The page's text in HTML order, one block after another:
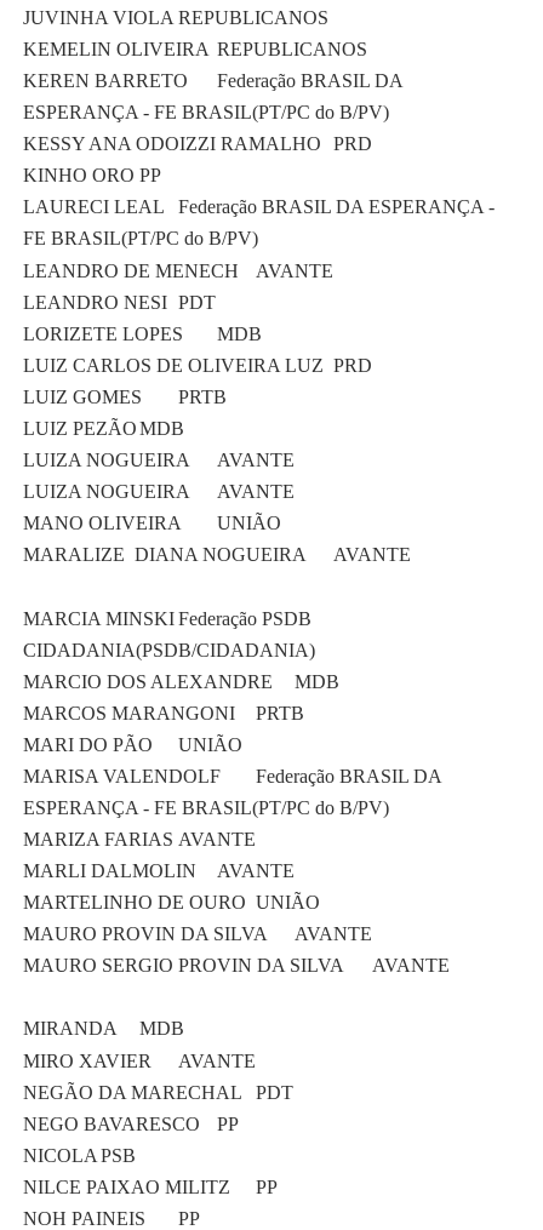
JUVINHA VIOLA REPUBLICANOS
KEMELIN OLIVEIRA REPUBLICANOS
KEREN BARRETO
Federação BRASIL DA
ESPERANÇA - FE BRASIL(PT/PC do B/PV)
KESSY ANA ODOIZZI RAMALHO
PRD
KINHO ORO PP
LAURECI LEAL
Federação BRASIL DA ESPERANÇA -
FE BRASIL(PT/PC do B/PV)
LEANDRO DE MENECH
AVANTE
LEANDRO NESI PDT
LORIZETE LOPES
MDB
LUIZ CARLOS DE OLIVEIRA LUZ PRD
LUIZ GOMES
PRTB
LUIZ PEZÃOMDB
LUIZA NOGUEIRA
AVANTE
LUIZA NOGUEIRA
AVANTE
MANO OLIVEIRA
UNIÃO
MARALIZE DIANA NOGUEIRA
AVANTE
MARCIA MINSKIFederação PSDB
CIDADANIA(PSDB/CIDADANIA)
MARCIO DOS ALEXANDRE
MDB
MARCOS MARANGONI
PRTB
MARI DO PÃO
UNIÃO
MARISA VALENDOLF
Federação BRASIL DA
ESPERANÇA - FE BRASIL(PT/PC do B/PV)
MARIZA FARIAS AVANTE
MARLI DALMOLIN
AVANTE
MARTELINHO DE OURO UNIÃO
MAURO PROVIN DA SILVA
AVANTE
MAURO SERGIO PROVIN DA SILVA
AVANTE
MIRANDA
MDB
MIRO XAVIER
AVANTE
NEGÃO DA MARECHAL
PDT
NEGO BAVARESCO
PP
NICOLA PSB
NILCE PAIXAO MILITZ
PP
NOH PAINEIS
PP